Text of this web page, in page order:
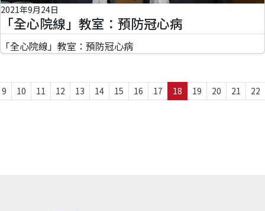
2021年9月24日
「全心院線」教室：預防冠心病
「全心院線」教室：預防冠心病
9 10 11 12 13 14 15 16 17 18 19 20 21 22